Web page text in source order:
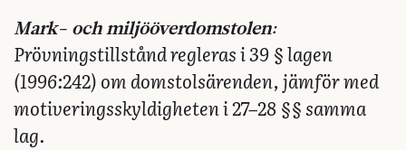
Mark- och miljööverdomstolen:
Prövningstillstånd regleras i 39 § lagen
(1996:242) om domstolsärenden, jämför med
motiveringsskyldigheten i 27–28 §§ samma
lag.